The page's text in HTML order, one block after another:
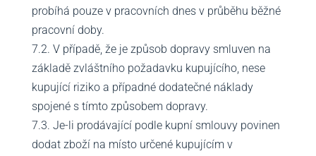
probíhá pouze v pracovních dnes v průběhu běžné
pracovní doby.
7.2. V případě, že je způsob dopravy smluven na
základě zvláštního požadavku kupujícího, nese
kupující riziko a případné dodatečné náklady
spojené s tímto způsobem dopravy.
7.3. Je-li prodávající podle kupní smlouvy povinen
dodat zboží na místo určené kupujícím v